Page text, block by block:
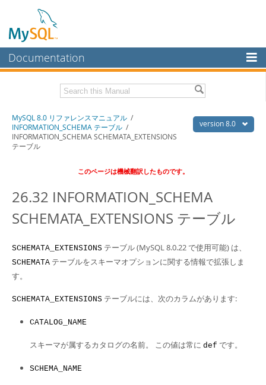
Documentation
MySQL Enterprise
Workbench
InnoDB Cluster
MySQL.com
Downloads
Developer Zone
Download this Manual
PDF (US Ltr)- 36.1Mb
PDF (A4)
version 8.0
MySQL 8.0 リファレンスマニュアル /
INFORMATION_SCHEMA テーブル /
INFORMATION_SCHEMA SCHEMATA_EXTENSIONS
テーブル
このページは機械翻訳したものです。
26.32 INFORMATION_SCHEMA
SCHEMATA_EXTENSIONS テーブル
SCHEMATA_EXTENSIONS テーブル (MySQL 8.0.22 で使用可能) は、
SCHEMATA テーブルをスキーマオプションに関する情報で拡張しま
す。
SCHEMATA_EXTENSIONS テーブルには、次のカラムがあります:
CATALOG_NAME
スキーマが属するカタログの名前。 この値は常に def です。
SCHEMA_NAME